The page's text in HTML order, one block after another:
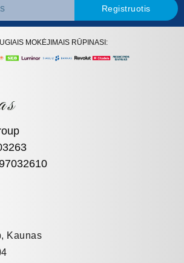
Registruotis
MOKĖJIMAIS RŪPINASI:
Kaunas